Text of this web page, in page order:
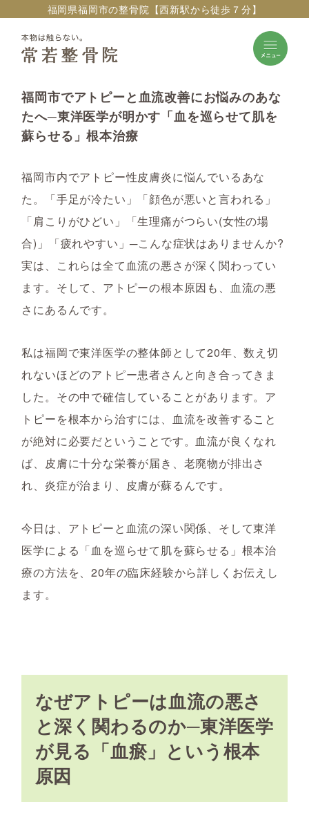
福岡県福岡市の整骨院【西新駅から徒歩７分】
福岡市でアトピーと血流改善にお悩みのあな
たへ─東洋医学が明かす「血を巡らせて肌を
蘇らせる」根本治療
福岡市内でアトピー性皮膚炎に悩んでいるあな
た。「手足が冷たい」「顔色が悪いと言われる」
「肩こりがひどい」「生理痛がつらい(女性の場
合)」「疲れやすい」─こんな症状はありませんか?
実は、これらは全て血流の悪さが深く関わってい
ます。そして、アトピーの根本原因も、血流の悪
さにあるんです。
私は福岡で東洋医学の整体師として20年、数え切
れないほどのアトピー患者さんと向き合ってきま
した。その中で確信していることがあります。ア
トピーを根本から治すには、血流を改善すること
が絶対に必要だということです。血流が良くなれ
ば、皮膚に十分な栄養が届き、老廃物が排出さ
れ、炎症が治まり、皮膚が蘇るんです。
今日は、アトピーと血流の深い関係、そして東洋
医学による「血を巡らせて肌を蘇らせる」根本治
療の方法を、20年の臨床経験から詳しくお伝えし
ます。
なぜアトピーは血流の悪さ
と深く関わるのか─東洋医学
が見る「血瘀」という根本
原因